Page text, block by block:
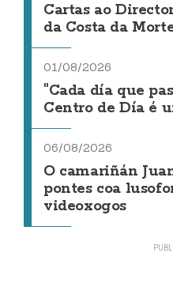
Cartas ao
da Costa da
01/08/2026
"Cada día que
Centro de Día é
06/08/2026
O camariñán
pontes coa
videoxogos